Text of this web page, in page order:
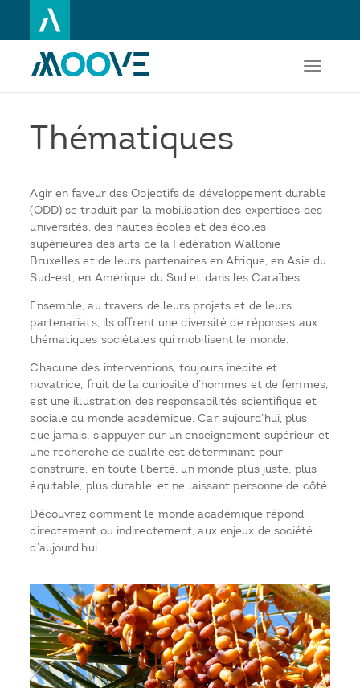
au
principal
Toggle
Thématiques
Agir en faveur des Objectifs de développement durable
(ODD) se traduit par la mobilisation des expertises des
universités, des hautes écoles et des écoles
supérieures des arts de la Fédération Wallonie-
Bruxelles et de leurs partenaires en Afrique, en Asie du
Sud-est, en Amérique du Sud et dans les Caraïbes.
Ensemble, au travers de leurs projets et de leurs
partenariats, ils offrent une diversité de réponses aux
thématiques sociétales qui mobilisent le monde.
Chacune des interventions, toujours inédite et
novatrice, fruit de la curiosité d’hommes et de femmes,
est une illustration des responsabilités scientifique et
sociale du monde académique. Car aujourd’hui, plus
que jamais, s’appuyer sur un enseignement supérieur et
une recherche de qualité est déterminant pour
construire, en toute liberté, un monde plus juste, plus
équitable, plus durable, et ne laissant personne de côté.
Découvrez comment le monde académique répond,
directement ou indirectement, aux enjeux de société
d’aujourd’hui.